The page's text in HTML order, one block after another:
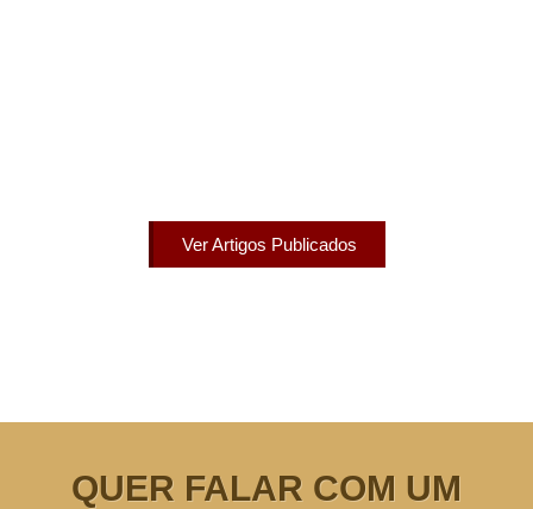
Ver Artigos Publicados
QUER FALAR COM UM